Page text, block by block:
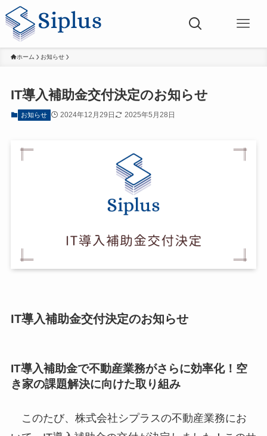
ホーム お知らせ
IT導入補助金交付決定のお知らせ
お知らせ 2024年12月29日 2025年5月28日
IT導入補助金交付決定のお知らせ
IT導入補助金で不動産業務がさらに効率化！空
き家の課題解決に向けた取り組み
このたび、株式会社シプラスの不動産業務にお